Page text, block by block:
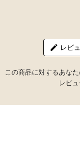
レビ
この商品に対するあな
レビ